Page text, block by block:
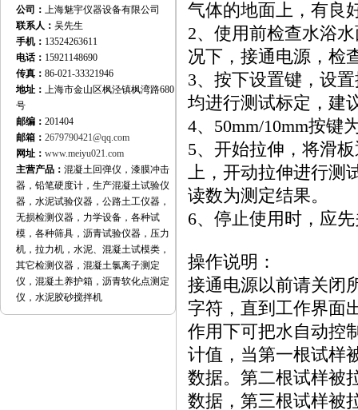
公司： 上海魅宇仪器设备有限公司
联系人： 吴先生
手机： 13524263611
电话： 15921148690
传真： 86-021-33321946
地址： 上海市金山区枫泾镇枫湾路680
号
邮编： 201404
邮箱： 2679790421@qq.com
网址： www.meiyu021.com
主营产品： 混凝土回弹仪，漆膜冲击
器，铅笔硬度计，生产混凝土试验仪
器，水泥试验仪器，公路土工仪器，
无损检测仪器，力学设备，各种试
模，各种筛具，沥青试验仪器，压力
机，拉力机，水泥、混凝土试模类，
其它检测仪器，混凝土氯离子测定
仪，混凝土养护箱，沥青软化点测定
仪，水泥胶砂搅拌机
气体的地面上，有良
2、使用前检查水浴
况下，接通电源，检
3、按下设置键，设
均进行测试标定，建
4、50mm/10mm按键
5、开始拉伸，将滑
上，开动拉伸进行测
读数为测定结果。
6、停止使用时，应
操作说明：
接通电源以前请关闭
字符，直到工作界面
作用下可把水自动控
计值，当第一根试样
数据。第二根试样被
数据，第三根试样被